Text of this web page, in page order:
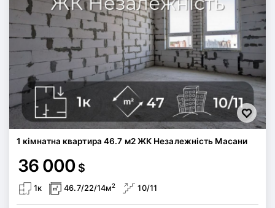
1 кімнатна квартира 46.7 м2 ЖК Незалежність Масани
36 000 $
1к 46.7/22/14м2 10/11